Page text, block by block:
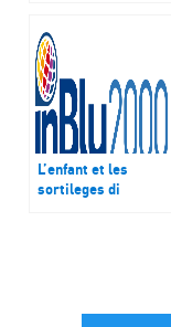
L’enfant et les
sortileges di